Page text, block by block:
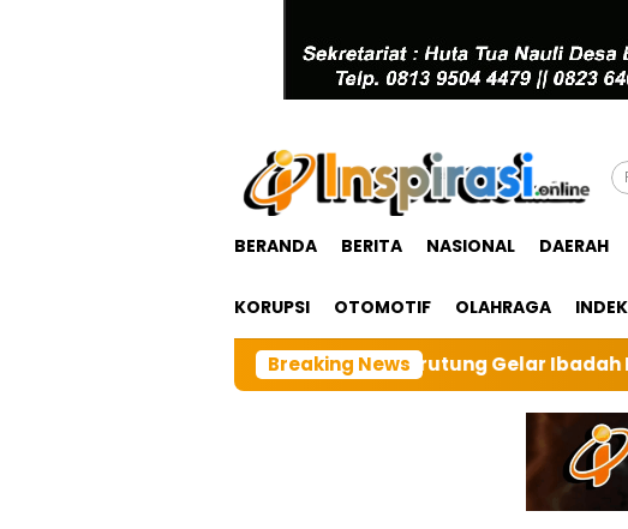
BERANDA BERITA NASIONAL DAERAH
KORUPSI OTOMOTIF OLAHRAGA
Breaking News
BRI cabangTarutung Gelar Ibadah Rutin Bulanan,dan